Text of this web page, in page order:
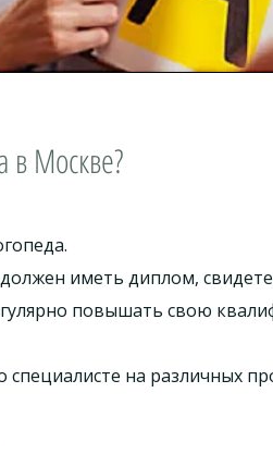
в Москве?
иметь диплом,
повышать свою
на различных